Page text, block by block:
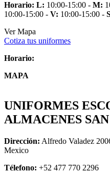
Horario: L: 10:00-15:00 - M:
10:00-15:00 - V: 10:00-15:00 -
Ver Mapa
Cotiza tus uniformes
Horario:
MAPA
UNIFORMES
ALMACENES
Dirección: Alfredo Valadez
Mexico
Télefono: +52 477 770 2296